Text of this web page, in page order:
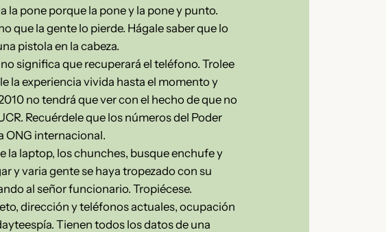
la pone porque la pone y la pone y punto.
que la gente lo pierde. Hágale saber que lo
pistola en la cabeza.
significa que recuperará el teléfono. Trolee
la experiencia vivida hasta el momento y
no tendrá que ver con el hecho de que no
Recuérdele que los números del Poder
ONG internacional.
la laptop, los chunches, busque enchufe y
y varia gente se haya tropezado con su
al señor funcionario. Tropiécese.
dirección y teléfonos actuales, ocupación
Tienen todos los datos de una